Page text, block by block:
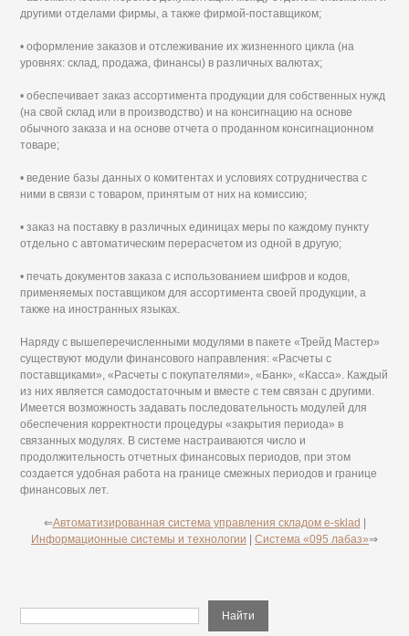
другими отделами фирмы, а также фирмой-поставщиком;
• оформление заказов и отслеживание их жизненного цикла (на
уровнях: склад, продажа, финансы) в различных валютах;
• обеспечивает заказ ассортимента продукции для собственных нужд
(на свой склад или в производство) и на консигнацию на основе
обычного заказа и на основе отчета о проданном консигнационном
товаре;
• ведение базы данных о комитентах и условиях сотрудничества с
ними в связи с товаром, принятым от них на комиссию;
• заказ на поставку в различных единицах меры по каждому пункту
отдельно с автоматическим перерасчетом из одной в другую;
• печать документов заказа с использованием шифров и кодов,
применяемых поставщиком для ассортимента своей продукции, а
также на иностранных языках.
Наряду с вышеперечисленными модулями в пакете «Трейд Мастер»
существуют модули финансового направления: «Расчеты с
поставщиками», «Расчеты с покупателями», «Банк», «Касса». Каждый
из них является самодостаточным и вместе с тем связан с другими.
Имеется возможность задавать последовательность модулей для
обеспечения корректности процедуры «закрытия периода» в
связанных модулях. В системе настраиваются число и
продолжительность отчетных финансовых периодов, при этом
создается удобная работа на границе смежных периодов и границе
финансовых лет.
⇐Автоматизированная система управления складом e-sklad
Информационные системы и технологии
Система «095 лабаз»⇒